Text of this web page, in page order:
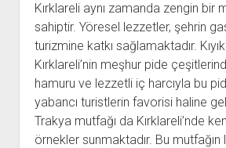
Kırklareli aynı zamanda zengin bir
sahiptir. Yöresel lezzetler, şehrin
turizmine katkı sağlamaktadır.
Kırklareli’nin meşhur pide
hamuru ve lezzetli iç harcıyla bu
yabancı turistlerin favorisi haline
Trakya mutfağı da Kırklareli’nde
örnekler sunmaktadır. Bu mutfağın